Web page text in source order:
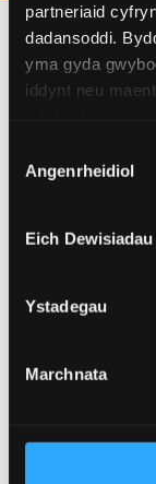
partneriaid
dadansoddi.
yma gyda
iddynt neu
Caniatâd
Angenrheidiol
Eich Dewisiadau
Ystadegau
Marchnata